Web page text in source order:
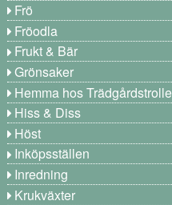
Frö
Fröodla
Frukt & Bär
Grönsaker
Hemma hos
Hiss & Diss
Höst
Inköpsställen
Inredning
Krukväxter